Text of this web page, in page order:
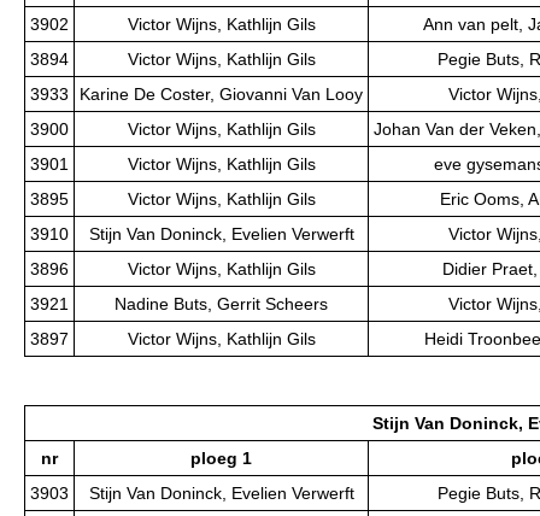
3902
Victor Wijns, Kathlijn Gils
Ann van pelt,
3894
Victor Wijns, Kathlijn Gils
Pegie Buts,
3933
Karine De Coster, Giovanni Van Looy
Victor
3900
Victor Wijns, Kathlijn Gils
Johan Van der
3901
Victor Wijns, Kathlijn Gils
eve
3895
Victor Wijns, Kathlijn Gils
Eric Ooms,
3910
Stijn Van Doninck, Evelien Verwerft
Victor
3896
Victor Wijns, Kathlijn Gils
Didier
3921
Nadine Buts, Gerrit Scheers
Victor
3897
Victor Wijns, Kathlijn Gils Heidi
Stijn Van Doninck,
nr
ploeg 1
3903
Stijn Van Doninck, Evelien Verwerft
Pegie Buts,